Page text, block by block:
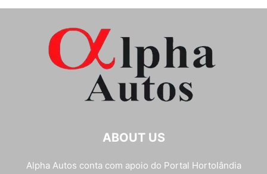
ABOUT US
Alpha Autos conta com apoio do Portal Hortolândia